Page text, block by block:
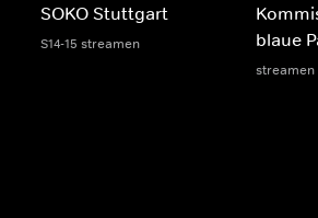
SOKO Stuttgart
S14-15 streamen
blaue
streamen